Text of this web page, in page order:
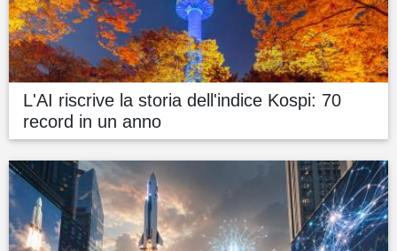
L'AI riscrive la storia dell'indice Kospi: 70
record in un anno